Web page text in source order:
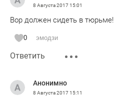
8 Августа 201715:01
Вор должен сидеть в тюрьме!
0 эмодзи
Ответить
Анонимно
8 Августа 201715:11